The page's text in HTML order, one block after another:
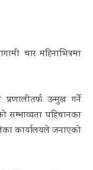
चार महिनाभित्रमा
उन्मुख गर्ने
सम्भाव्यता पहिचानका
कार्यालयले जनाएको